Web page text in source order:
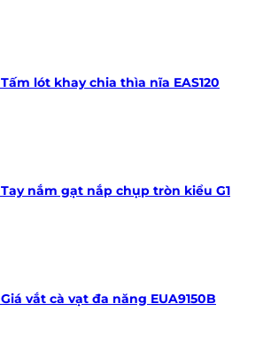
Tấm lót khay chia thìa nĩa EAS120
Tay nắm gạt nắp chụp tròn kiểu G1
Giá vắt cà vạt đa năng EUA9150B